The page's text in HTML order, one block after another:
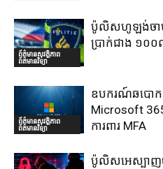
ព័ត៌មានសុវត្ថិភាព
ព័ត៌មានវិទ្យា
ប៉ូលិសហូឡង់ចា
ប្រាក់ជាង ១០០
ព័ត៌មានសុវត្ថិភាព
ព័ត៌មានវិទ្យា
ឧបករណ៍ឆបោ
Microsoft
ការពារ MFA
ប៉ូលិសអេស្បាញ